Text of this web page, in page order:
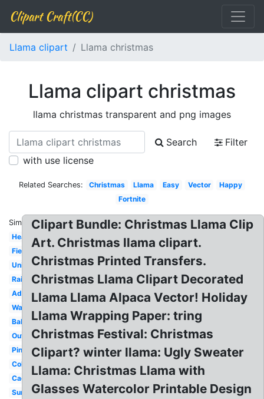
Clipart Craft(CC)
Llama clipart Llama christmas
Llama clipart christmas
llama christmas transparent and png images
Search
Filter
with use license
Related Searches: Christmas Llama Easy Vector
Happy
Fortnite
Similar:
Head
Fiesta
Unicorn
Rainbow
Adorable
Watercolor
Baby
Outline
Pink
Colorful
Cactus
Sunglasses
Clipart Bundle: Christmas Llama Clip
Art. Christmas llama clipart.
Christmas Printed Transfers.
Christmas Llama Clipart Decorated
Llama Llama Alpaca Vector! Holiday
Llama Wrapping Paper: tring
Christmas Festival: Christmas
Clipart? winter llama: Ugly Sweater
Llama: Christmas Llama with
Glasses Watercolor Printable Design